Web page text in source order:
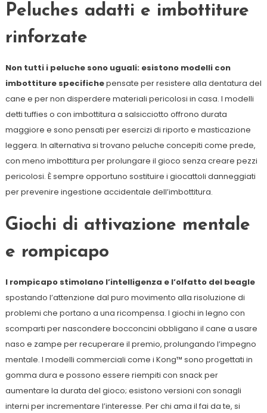
Peluches adatti e imbottiture
rinforzate
Non tutti i peluche sono uguali: esistono modelli con
imbottiture specifichepensate per resistere alla dentatura del
cane e per non disperdere materiali pericolosi in casa. I modelli
detti tuffies o con imbottitura a salsicciotto offrono durata
maggiore e sono pensati per esercizi di riporto e masticazione
leggera. In alternativa si trovano peluche concepiti come prede,
con meno imbottitura per prolungare il gioco senza creare pezzi
pericolosi. È sempre opportuno sostituire i giocattoli danneggiati
per prevenire ingestione accidentale dell’imbottitura.
Giochi di attivazione mentale
e rompicapo
I rompicapo stimolano l’intelligenza e l’olfatto del beagle
spostando l’attenzione dal puro movimento alla risoluzione di
problemi che portano a una ricompensa. I giochi in legno con
scomparti per nascondere bocconcini obbligano il cane a usare
naso e zampe per recuperare il premio, prolungando l’impegno
mentale. I modelli commerciali come i Kong™ sono progettati in
gomma dura e possono essere riempiti con snack per
aumentare la durata del gioco; esistono versioni con sonagli
interni per incrementare l’interesse. Per chi ama il fai da te, si